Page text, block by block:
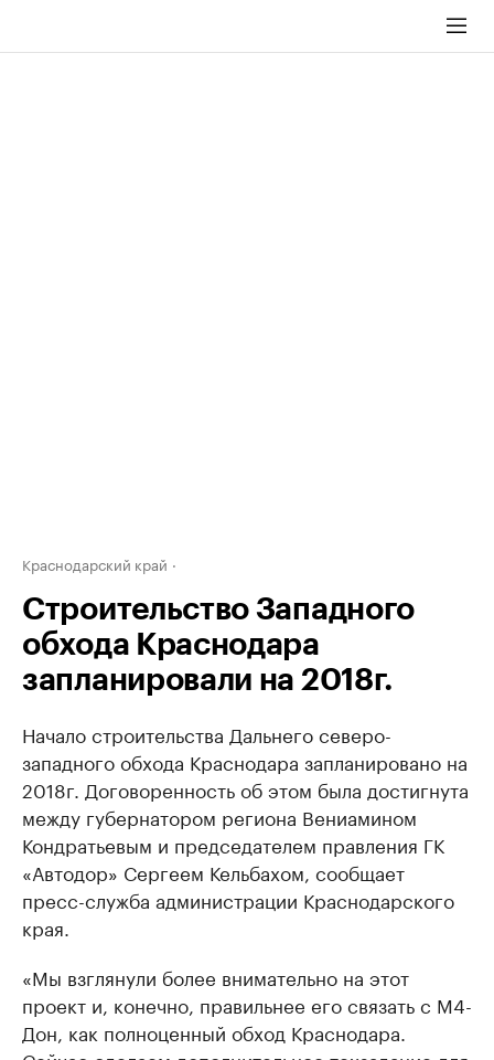
Краснодарский край
Строительство Западного
обхода Краснодара
запланировали на 2018г.
Начало строительства Дальнего северо-
западного обхода Краснодара запланировано на
2018г. Договоренность об этом была достигнута
между губернатором региона Вениамином
Кондратьевым и председателем правления ГК
«Автодор» Сергеем Кельбахом, сообщает
пресс-служба администрации Краснодарского
края.
«Мы взглянули более внимательно на этот
проект и, конечно, правильнее его связать с М4-
Дон, как полноценный обход Краснодара.